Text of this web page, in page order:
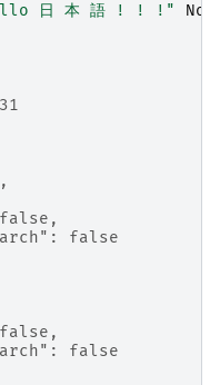
日 本 語 ! ! !"
false
false